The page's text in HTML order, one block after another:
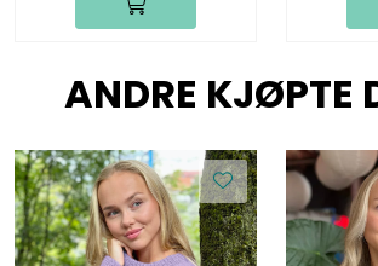
ANDRE KJØPTE